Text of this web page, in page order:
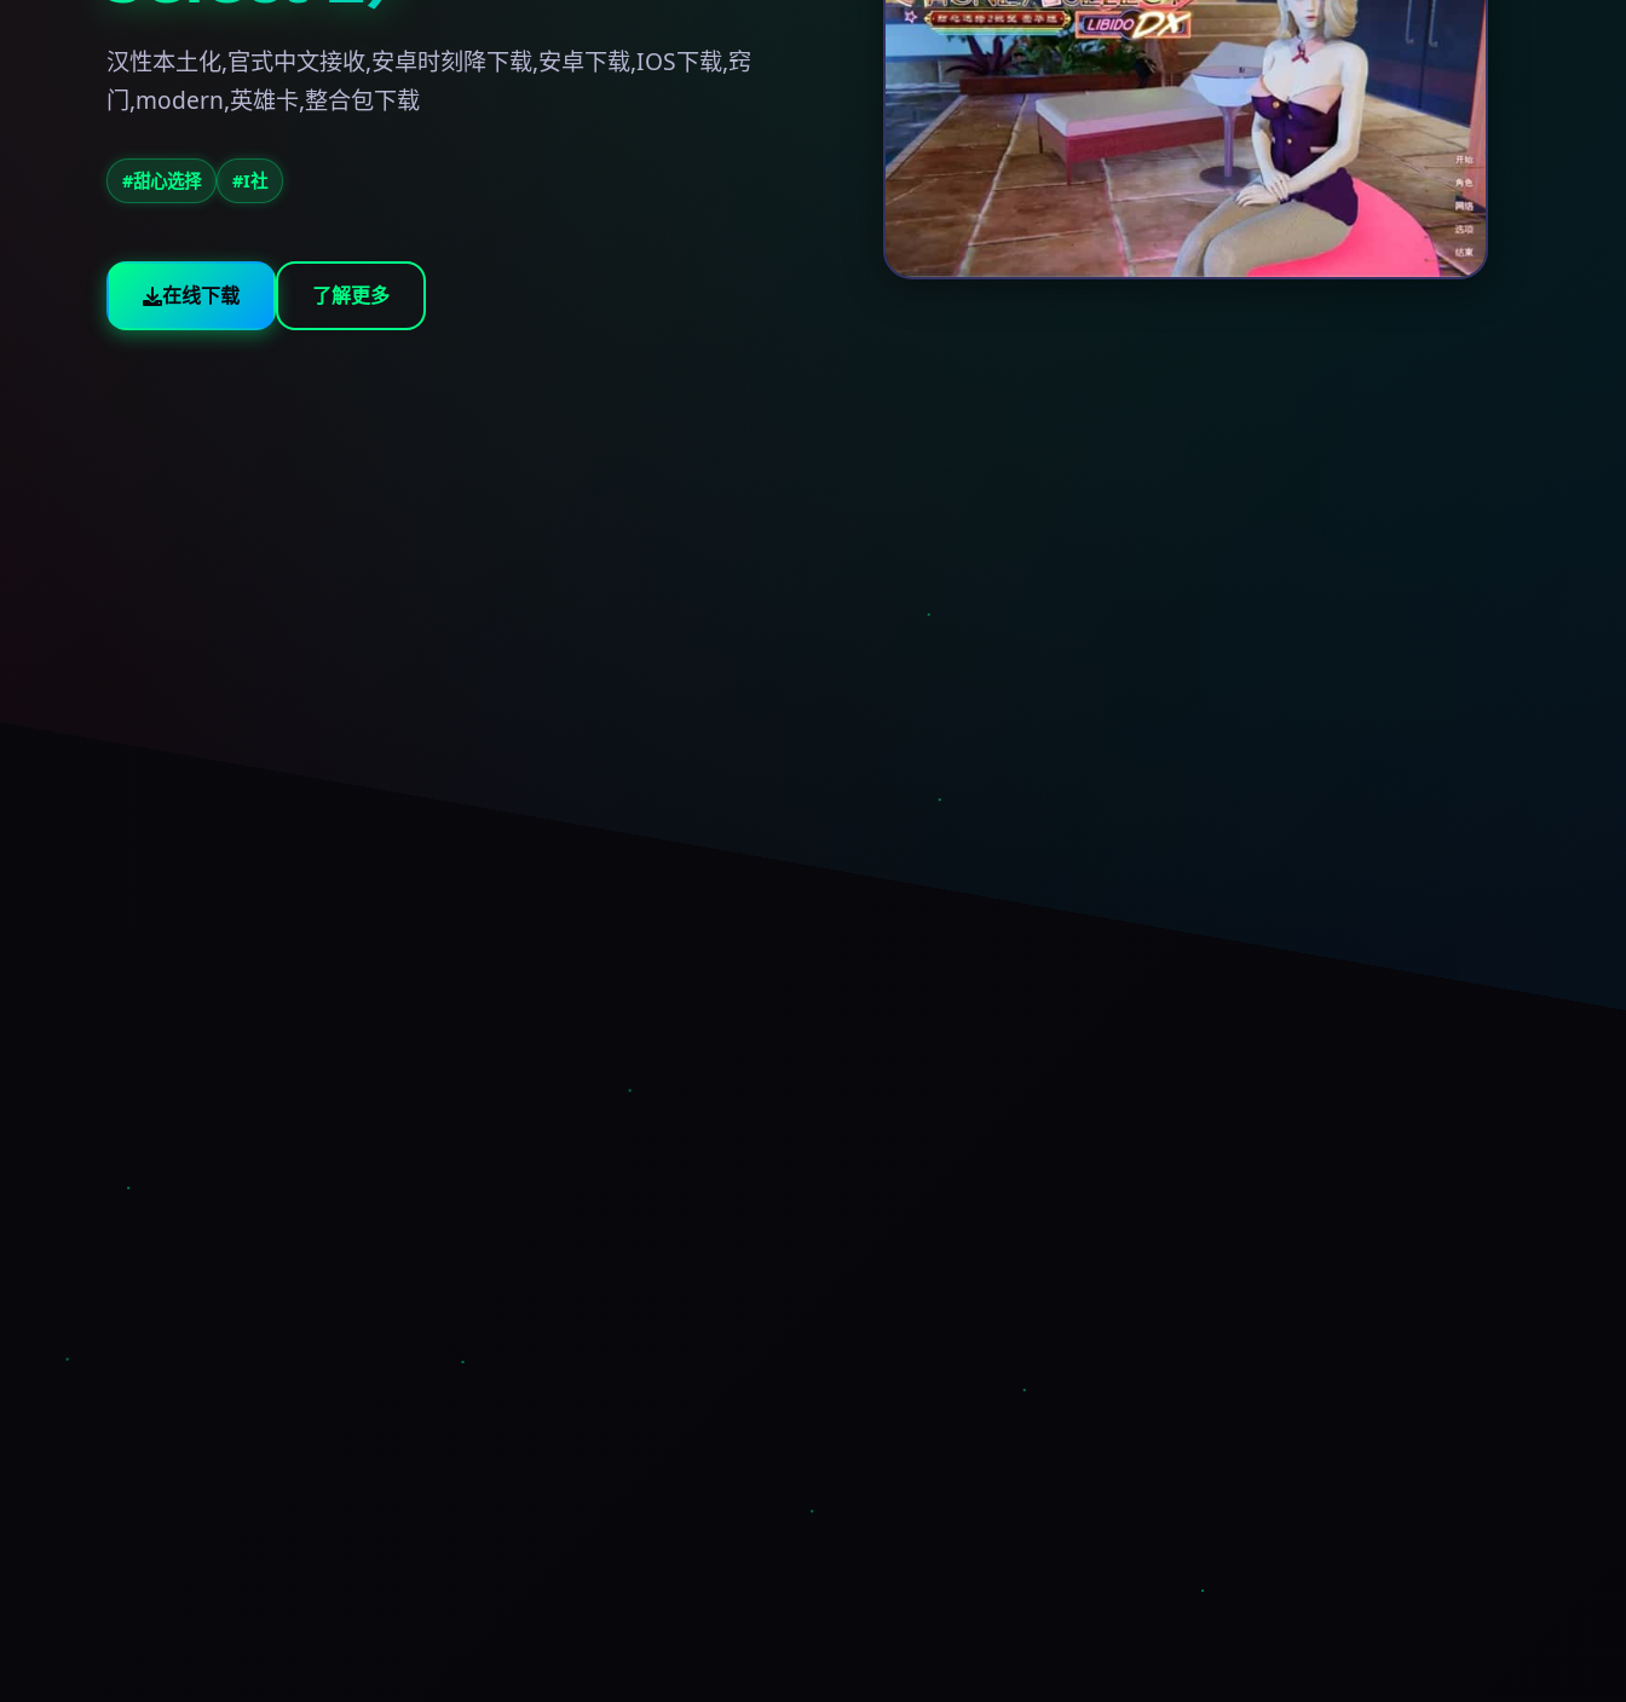
汉性本土化,官式中文接收,安卓时刻降下载,安卓下载,IOS下载,窍
门,modern,英雄卡,整合包下载
#甜心选择 #I社
在线下载 了解更多